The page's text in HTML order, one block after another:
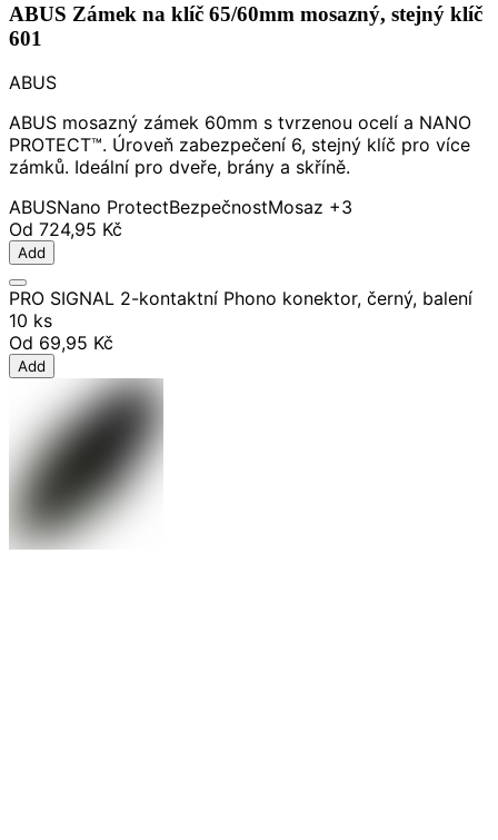
ABUS Zámek na klíč 65/60mm mosazný, stejný klíč
601
ABUS
ABUS mosazný zámek 60mm s tvrzenou ocelí a NANO
PROTECT™. Úroveň zabezpečení 6, stejný klíč pro více
zámků. Ideální pro dveře, brány a skříně.
ABUSNano ProtectBezpečnostMosaz +3
Od 724,95 Kč
Add
PRO SIGNAL 2-kontaktní Phono konektor, černý, balení
10 ks
Od 69,95 Kč
Add